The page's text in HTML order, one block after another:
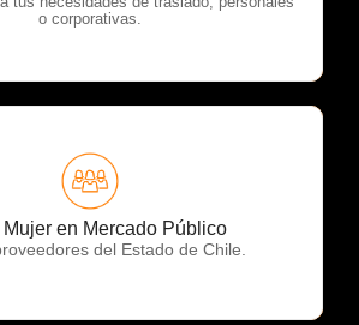
o corporativas.
en Mercado Público
del Estado de Chile.
OTP Servicios